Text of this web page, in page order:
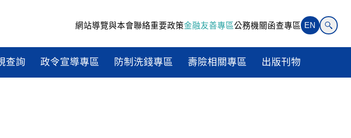
網站導覽與本會聯絡重要政策金融友善專區公務機關函查專區 EN
查詢 政令宣導專區 防制洗錢專區 壽險相關專區 出版刊物